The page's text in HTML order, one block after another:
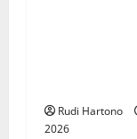
Rudi Hartono
2026